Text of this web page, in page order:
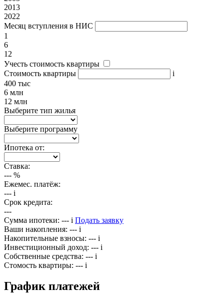
2013
2022
Месяц вступления в НИС
1
6
12
Учесть стоимость квартиры
Стоимость квартиры
i
400 тыс
6 млн
12 млн
Выберите тип жилья
Выберите программу
Ипотека от:
Ставка:
--- %
Ежемес. платёж:
--- i
Срок кредита:
---
Сумма ипотеки: --- i Подать заявку
Ваши накопления: --- i
Накопительные взносы: --- i
Инвестиционный доход: --- i
Собственные средства: --- i
Стомость квартиры: --- i
График платежей